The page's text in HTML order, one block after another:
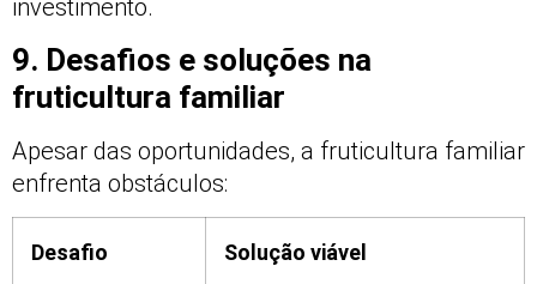
investimento.
9. Desafios e soluções na
fruticultura familiar
Apesar das oportunidades, a fruticultura familiar
enfrenta obstáculos:
Desafio Solução viável